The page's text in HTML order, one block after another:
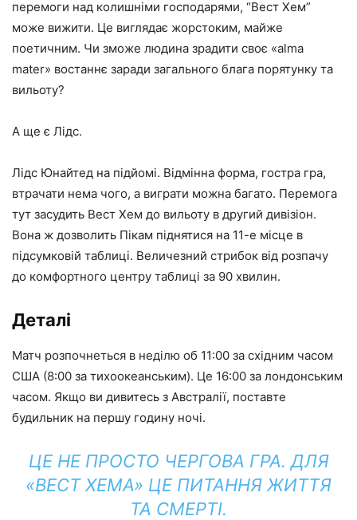
перемоги над колишніми господарями, “Вест Хем”
може вижити. Це виглядає жорстоким, майже
поетичним. Чи зможе людина зрадити своє «alma
mater» востаннє заради загального блага порятунку та
вильоту?
А ще є Лідс.
Лідс Юнайтед на підйомі. Відмінна форма, гостра гра,
втрачати нема чого, а виграти можна багато. Перемога
тут засудить Вест Хем до вильоту в другий дивізіон.
Вона ж дозволить Пікам піднятися на 11-е місце в
підсумковій таблиці. Величезний стрибок від розпачу
до комфортного центру таблиці за 90 хвилин.
Деталі
Матч розпочнеться в неділю об 11:00 за східним часом
США (8:00 за тихоокеанським). Це 16:00 за лондонським
часом. Якщо ви дивитесь з Австралії, поставте
будильник на першу годину ночі.
ЦЕ НЕ ПРОСТО ЧЕРГОВА ГРА. ДЛЯ
«ВЕСТ ХЕМА» ЦЕ ПИТАННЯ ЖИТТЯ
ТА СМЕРТІ.